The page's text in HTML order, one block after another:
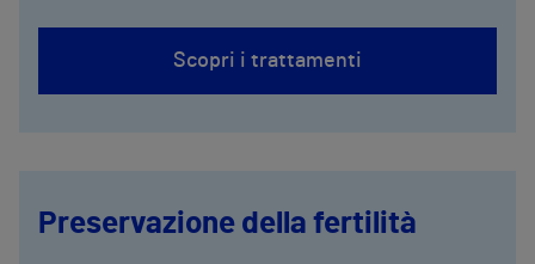
Scopri i trattamenti
Preservazione della fertilità